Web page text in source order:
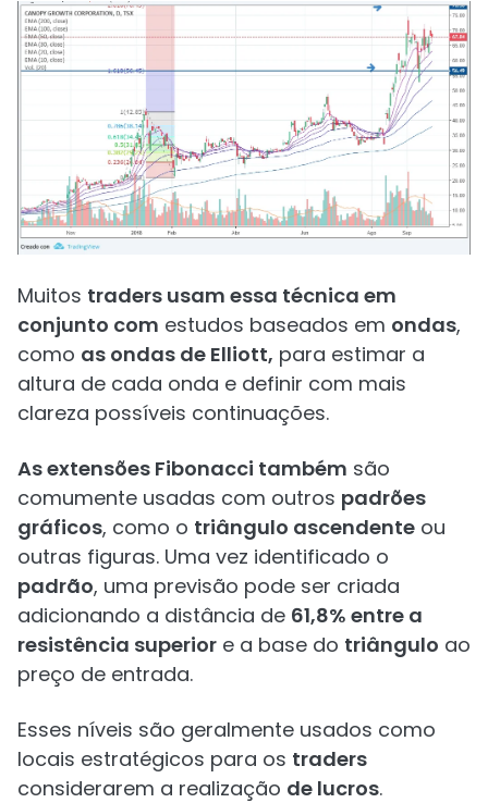
Muitos traders usam essa técnica em
conjunto com estudos baseados em ondas,
como as ondas de Elliott, para estimar a
altura de cada onda e definir com mais
clareza possíveis continuações.
As extensões Fibonacci também são
comumente usadas com outros padrões
gráficos, como o triângulo ascendente ou
outras figuras. Uma vez identificado o
padrão, uma previsão pode ser criada
adicionando a distância de 61,8% entre a
resistência superior e a base do triângulo ao
preço de entrada.
Esses níveis são geralmente usados como
locais estratégicos para os traders
considerarem a realização de lucros.